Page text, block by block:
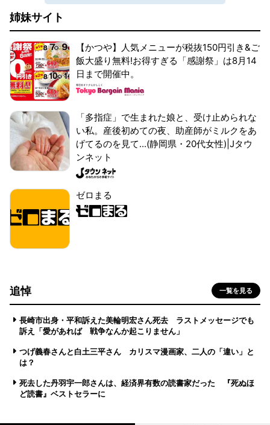
姉妹サイト
【かつや】人気メニューが税抜150円引き&ご
飯大盛り無料!お得すぎる「感謝祭」は8月14
日まで開催中。
「多指症」で生まれた娘と、受け止められな
い私。産後初めての夜、助産師がミルクをあ
げてるのを見て...(静岡県・20代女性)|Jタウ
ンネット
ゼロまる
追悼 一覧を見る
長崎市出身・平和訴えた美輪明宏さん死去 ラストメッセージでも
訴え「愛があれば 戦争なんか起こりません」
つげ義春さんと白土三平さん カリスマ漫画家、二人の「違い」と
は？
死去した丹羽宇一郎さんは、経済界有数の読書家だった 『死ぬほ
ど読書』ベストセラーに